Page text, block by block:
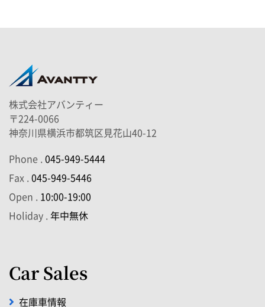
株式会社アバンティー
〒224-0066
神奈川県横浜市都筑区見花山40-12
Phone .045-949-5444
Fax .045-949-5446
Open . 10:00-19:00
Holiday .年中無休
Car Sales
在庫車情報